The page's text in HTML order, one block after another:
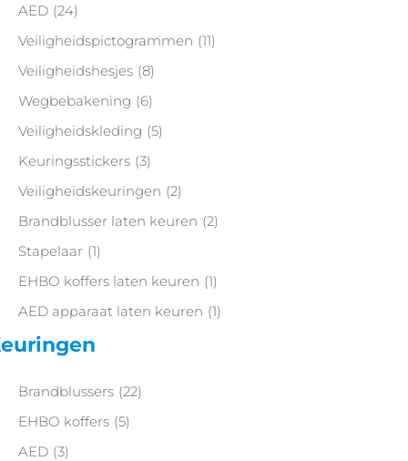
AED (24)
Veiligheidspictogrammen (11)
Veiligheidshesjes (8)
Wegbebakening (6)
Veiligheidskleding (5)
Keuringsstickers (3)
Veiligheidskeuringen (2)
Brandblusser laten keuren (2)
Stapelaar (1)
EHBO koffers laten keuren (1)
AED apparaat laten keuren (1)
Brandblussers (22)
EHBO koffers (5)
AED (3)